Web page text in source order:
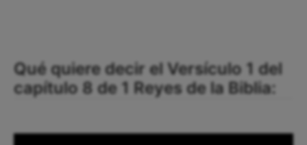
Qué quiere decir el Versículo 1 del
capítulo 8 de 1 Reyes de la Biblia: